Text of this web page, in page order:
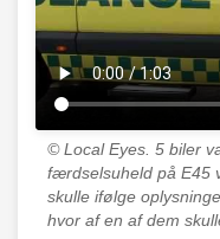
© Local Eyes. 5 biler
færdselsuheld på E45
skulle ifølge
hvor af en af dem